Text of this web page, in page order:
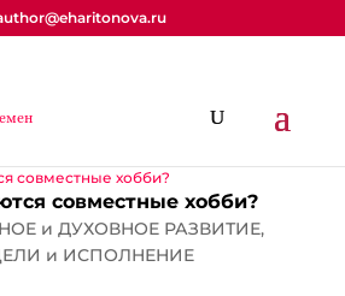
совместные хобби?
и ДУХОВНОЕ РАЗВИТИЕ,
и ИСПОЛНЕНИЕ